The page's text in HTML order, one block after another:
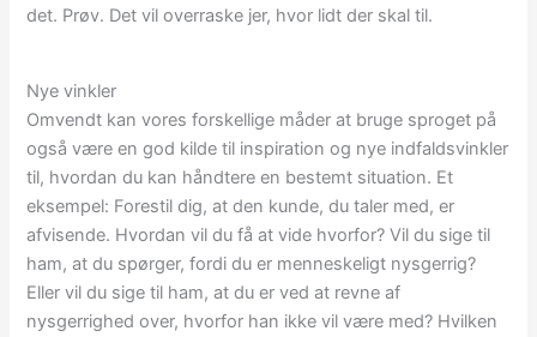
det. Prøv. Det vil overraske jer, hvor lidt der skal til.
Nye vinkler
Omvendt kan vores forskellige måder at bruge sproget på
også være en god kilde til inspiration og nye indfaldsvinkler
til, hvordan du kan håndtere en bestemt situation. Et
eksempel: Forestil dig, at den kunde, du taler med, er
afvisende. Hvordan vil du få at vide hvorfor? Vil du sige til
ham, at du spørger, fordi du er menneskeligt nysgerrig?
Eller vil du sige til ham, at du er ved at revne af
nysgerrighed over, hvorfor han ikke vil være med? Hvilken